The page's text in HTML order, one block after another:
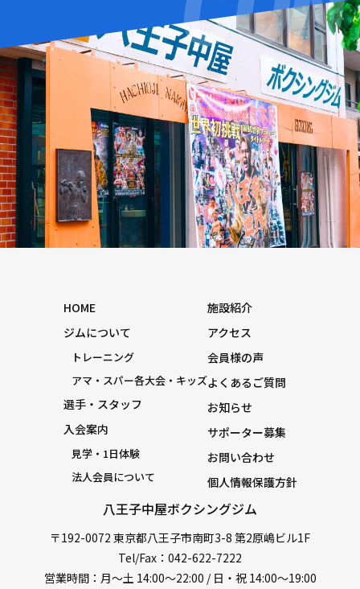
八王子中屋ボクシングジム
〒192-0072 東京都八王子市南町3-8 第2原嶋ビル1F
Tel/Fax：042-622-7222
営業時間：月〜土 14:00〜22:00 / 日・祝 14:00〜19:00
HOME
ジムについて
トレーニング
アマ・スパー各大会・キッズ
選手・スタッフ
入会案内
見学・1日体験
法人会員について
施設紹介
アクセス
会員様の声
よくあるご質問
お知らせ
サポーター募集
お問い合わせ
個人情報保護方針